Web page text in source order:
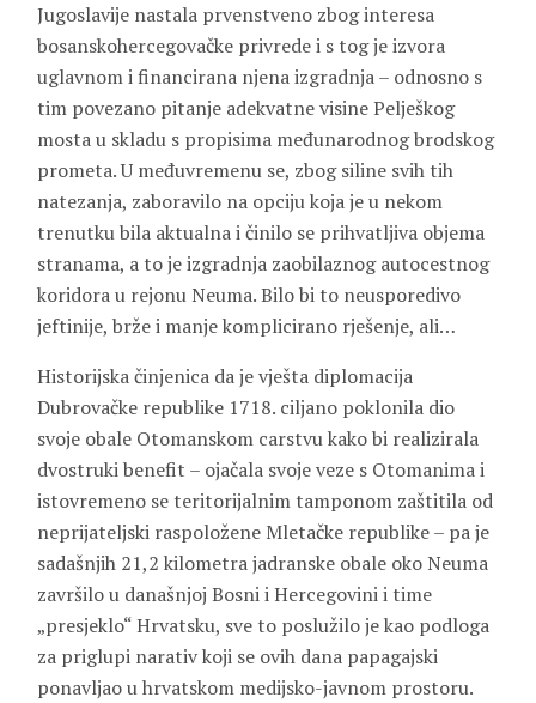
Jugoslavije nastala prvenstveno zbog interesa
bosanskohercegovačke privrede i s tog je izvora
uglavnom i financirana njena izgradnja – odnosno s
tim povezano pitanje adekvatne visine Pelješkog
mosta u skladu s propisima međunarodnog brodskog
prometa. U međuvremenu se, zbog siline svih tih
natezanja, zaboravilo na opciju koja je u nekom
trenutku bila aktualna i činilo se prihvatljiva objema
stranama, a to je izgradnja zaobilaznog autocestnog
koridora u rejonu Neuma. Bilo bi to neusporedivo
jeftinije, brže i manje komplicirano rješenje, ali…
Historijska činjenica da je vješta diplomacija
Dubrovačke republike 1718. ciljano poklonila dio
svoje obale Otomanskom carstvu kako bi realizirala
dvostruki benefit – ojačala svoje veze s Otomanima i
istovremeno se teritorijalnim tamponom zaštitila od
neprijateljski raspoložene Mletačke republike – pa je
sadašnjih 21,2 kilometra jadranske obale oko Neuma
završilo u današnjoj Bosni i Hercegovini i time
„presjeklo“ Hrvatsku, sve to poslužilo je kao podloga
za priglupi narativ koji se ovih dana papagajski
ponavljao u hrvatskom medijsko-javnom prostoru.